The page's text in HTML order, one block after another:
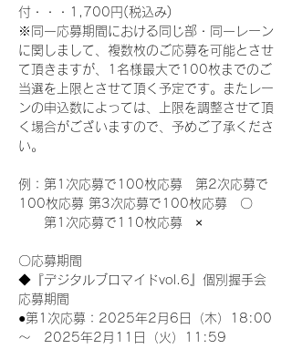
付・・・1,700円(税込み)
※同一応募期間における同じ部・同一レーン
に関しまして、複数枚のご応募を可能とさせ
て頂きますが、1名様最大で100枚までのご
当選を上限とさせて頂く予定です。またレー
ンの申込数によっては、上限を調整させて頂
く場合がございますので、予めご了承くださ
い。
例：第1次応募で100枚応募　第2次応募で
100枚応募 第3次応募で100枚応募　〇
第1次応募で110枚応募　×
〇応募期間
◆『デジタルブロマイドvol.6』個別握手会
応募期間
●第1次応募：2025年2月6日（木）18:00
～　2025年2月11日（火）11:59